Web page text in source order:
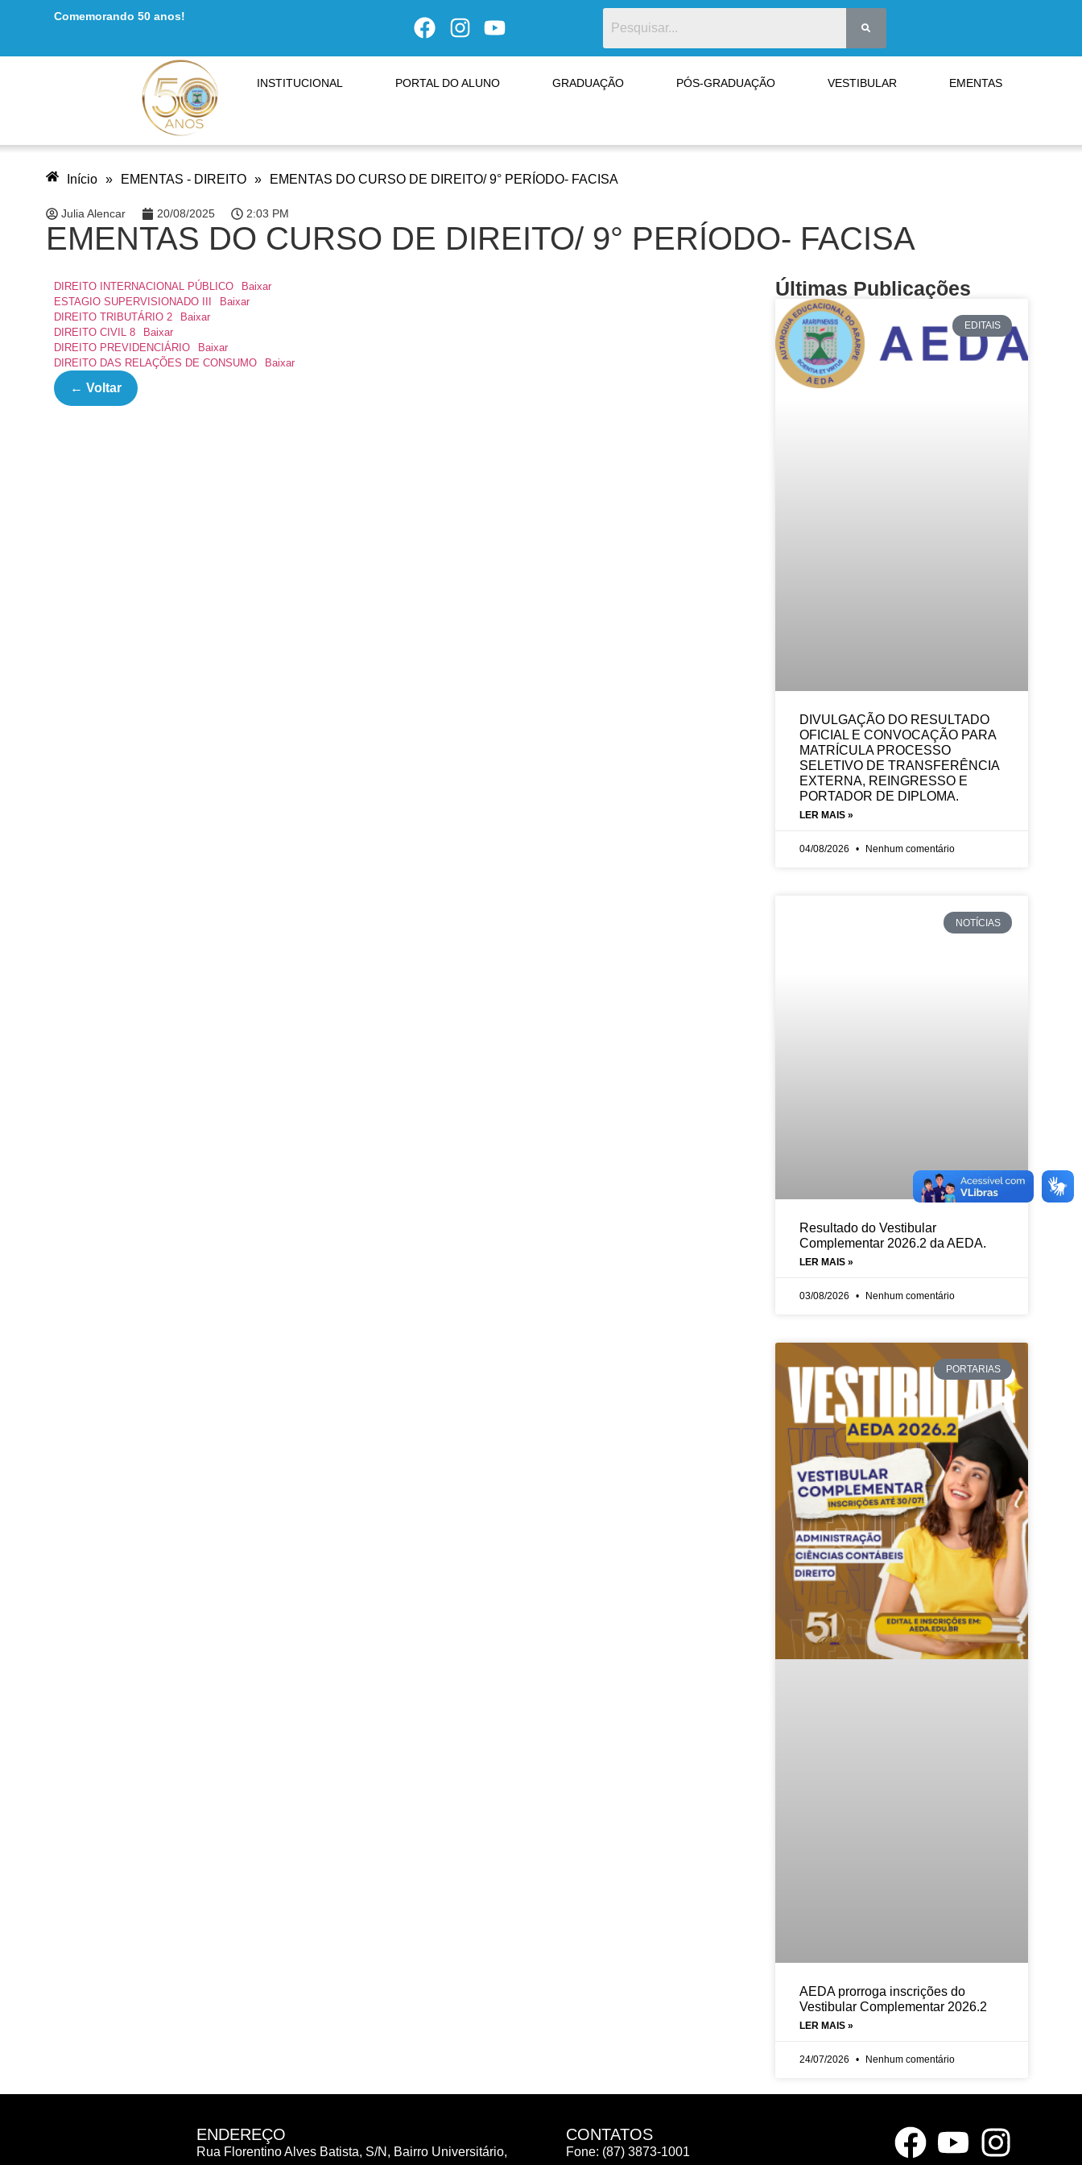
Comemorando 50 anos!
INSTITUCIONAL PORTAL DO ALUNO GRADUAÇÃO PÓS-GRADUAÇÃO VESTIBULAR EMENTAS
Início » EMENTAS - DIREITO » EMENTAS DO CURSO DE DIREITO/ 9° PERÍODO- FACISA
Julia Alencar 20/08/2025 2:03 PM
EMENTAS DO CURSO DE DIREITO/ 9° PERÍODO- FACISA
DIREITO INTERNACIONAL PÚBLICO
Baixar
ESTAGIO SUPERVISIONADO III
Baixar
DIREITO TRIBUTÁRIO 2
Baixar
DIREITO CIVIL 8
Baixar
DIREITO PREVIDENCIÁRIO
Baixar
DIREITO DAS RELAÇÕES DE CONSUMO
Baixar
← Voltar
Últimas Publicações
EDITAIS
DIVULGAÇÃO DO RESULTADO
OFICIAL E CONVOCAÇÃO PARA
MATRÍCULA PROCESSO
SELETIVO DE TRANSFERÊNCIA
EXTERNA, REINGRESSO E
PORTADOR DE DIPLOMA.
LER MAIS »
04/08/2026 Nenhum comentário
NOTÍCIAS
Resultado do Vestibular
Complementar 2026.2 da AEDA.
LER MAIS »
03/08/2026 Nenhum comentário
PORTARIAS
AEDA prorroga inscrições do
Vestibular Complementar 2026.2
LER MAIS »
24/07/2026 Nenhum comentário
ENDEREÇO
Rua Florentino Alves Batista, S/N, Bairro Universitário,
CONTATOS
Fone: (87) 3873-1001